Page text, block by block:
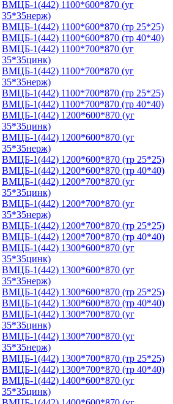
ВМЦБ-1(442) 1100*600*870 (уг
35*35нерж)
ВМЦБ-1(442) 1100*600*870 (тр 25*25)
ВМЦБ-1(442) 1100*600*870 (тр 40*40)
ВМЦБ-1(442) 1100*700*870 (уг
35*35цинк)
ВМЦБ-1(442) 1100*700*870 (уг
35*35нерж)
ВМЦБ-1(442) 1100*700*870 (тр 25*25)
ВМЦБ-1(442) 1100*700*870 (тр 40*40)
ВМЦБ-1(442) 1200*600*870 (уг
35*35цинк)
ВМЦБ-1(442) 1200*600*870 (уг
35*35нерж)
ВМЦБ-1(442) 1200*600*870 (тр 25*25)
ВМЦБ-1(442) 1200*600*870 (тр 40*40)
ВМЦБ-1(442) 1200*700*870 (уг
35*35цинк)
ВМЦБ-1(442) 1200*700*870 (уг
35*35нерж)
ВМЦБ-1(442) 1200*700*870 (тр 25*25)
ВМЦБ-1(442) 1200*700*870 (тр 40*40)
ВМЦБ-1(442) 1300*600*870 (уг
35*35цинк)
ВМЦБ-1(442) 1300*600*870 (уг
35*35нерж)
ВМЦБ-1(442) 1300*600*870 (тр 25*25)
ВМЦБ-1(442) 1300*600*870 (тр 40*40)
ВМЦБ-1(442) 1300*700*870 (уг
35*35цинк)
ВМЦБ-1(442) 1300*700*870 (уг
35*35нерж)
ВМЦБ-1(442) 1300*700*870 (тр 25*25)
ВМЦБ-1(442) 1300*700*870 (тр 40*40)
ВМЦБ-1(442) 1400*600*870 (уг
35*35цинк)